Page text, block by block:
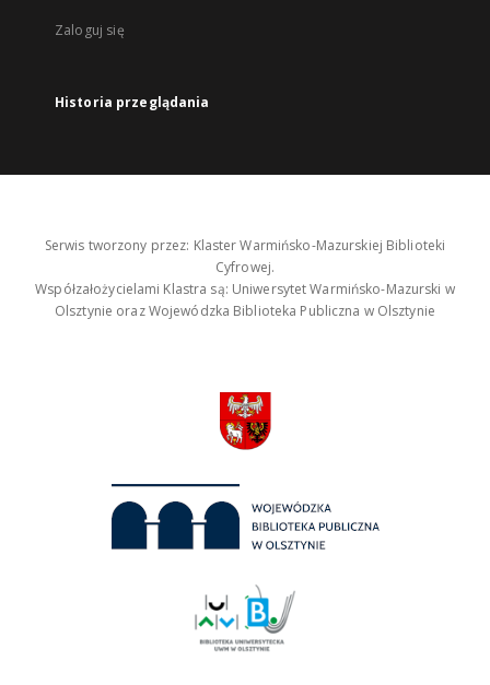
Zaloguj się
Historia przeglądania
Serwis tworzony przez: Klaster Warmińsko-Mazurskiej Biblioteki
Cyfrowej.
Współzałożycielami Klastra są: Uniwersytet Warmińsko-Mazurski w
Olsztynie oraz Wojewódzka Biblioteka Publiczna w Olsztynie